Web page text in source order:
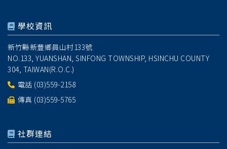
學校資訊
新竹縣新豐鄉員山村133號
NO.133, YUANSHAN, SINFONG TOWNSHIP, HSINCHU COUNTY
304, TAIWAN(R.O.C.)
電話 (03)559-2158
傳真 (03)559-5765
社群連結